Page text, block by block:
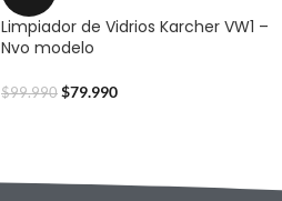
Limpiador de Vidrios Karcher VW1 –
Nvo modelo
$99.990 $79.990